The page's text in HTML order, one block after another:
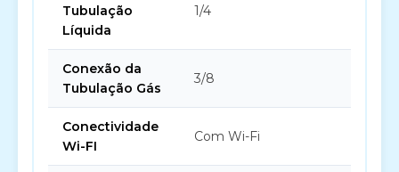
Tubulação
Líquida
1/4
Conexão da
Tubulação Gás
3/8
Conectividade
Wi-FI
Com Wi-Fi